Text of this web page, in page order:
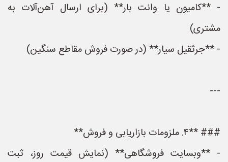
- **کامیون یا وانت بار** (برای ارسال آهن‌آلات به
مشتری)
- **جرثقیل سیار** (در صورت فروش مقاطع سنگین)
---
### **۴. ملزومات بازاریابی و فروش**
- **وبسایت فروشگاهی** (نمایش قیمت روز، ثبت